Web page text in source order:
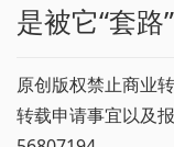
是被它“套路”
原创版权禁止商业
转载申请事宜以及